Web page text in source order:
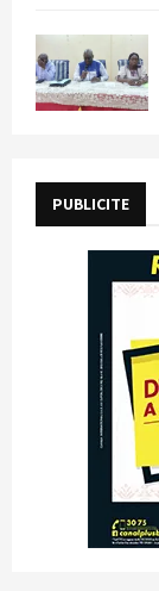
PUBLICITE